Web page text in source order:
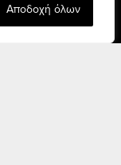
Αποδοχή όλων